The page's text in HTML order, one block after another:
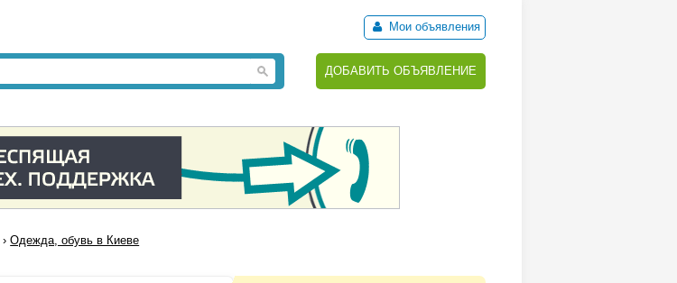
Мои объявления
ДОБАВИТЬ ОБЪЯВЛЕНИЕ
›Одежда, обувь в Киеве